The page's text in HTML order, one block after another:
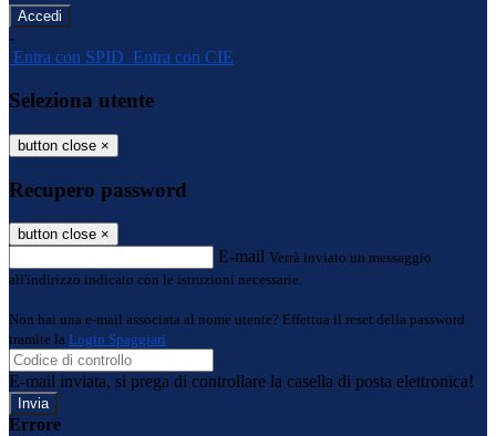
-
Entra con SPID Entra con CIE
Seleziona utente
button close ×
Recupero password
button close ×
E-mail Verrà inviato un messaggio
all'indirizzo indicato con le istruzioni necessarie.
Non hai una e-mail associata al nome utente? Effettua il reset della password
tramite la Login Spaggiari
E-mail inviata, si prega di controllare la casella di posta elettronica!
Errore